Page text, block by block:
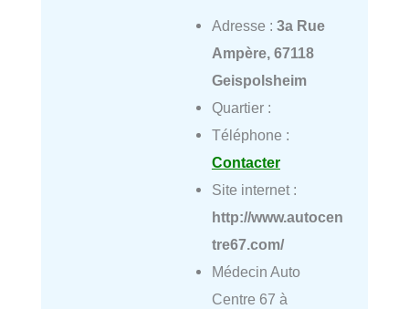
Adresse : 3a Rue
Ampère, 67118
Geispolsheim
Quartier :
Téléphone :
Contacter
Site internet :
http://www.autocen
tre67.com/
Médecin Auto
Centre 67 à